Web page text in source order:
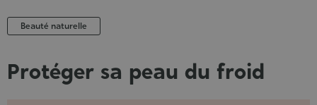
Beauté naturelle
Protéger sa peau du froid